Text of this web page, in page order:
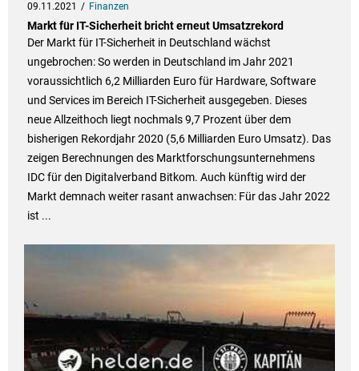
09.11.2021 Finanzen
Markt für IT-Sicherheit bricht erneut Umsatzrekord
Der Markt für IT-Sicherheit in Deutschland wächst
ungebrochen: So werden in Deutschland im Jahr 2021
voraussichtlich 6,2 Milliarden Euro für Hardware, Software
und Services im Bereich IT-Sicherheit ausgegeben. Dieses
neue Allzeithoch liegt nochmals 9,7 Prozent über dem
bisherigen Rekordjahr 2020 (5,6 Milliarden Euro Umsatz). Das
zeigen Berechnungen des Marktforschungsunternehmens
IDC für den Digitalverband Bitkom. Auch künftig wird der
Markt demnach weiter rasant anwachsen: Für das Jahr 2022
ist ...